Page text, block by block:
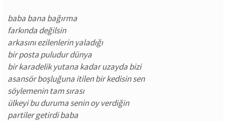
baba bana bağırma
farkında değilsin
arkasını ezilenlerin yaladığı
bir posta puludur dünya
bir karadelik yutana kadar uzayda bizi
asansör boşluğuna itilen bir kedisin sen
söylemenin tam sırası
ülkeyi bu duruma senin oy verdiğin
partiler getirdi baba